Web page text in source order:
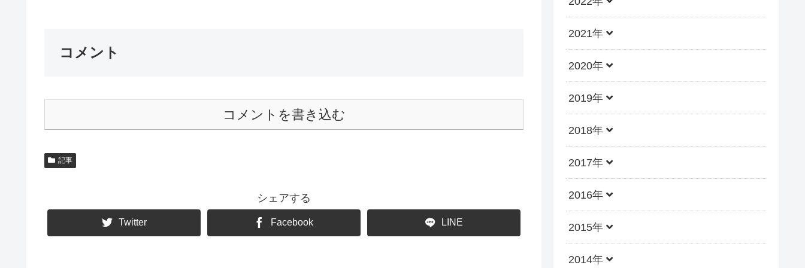
コメント
コメントを書き込む
記事
シェアする
Twitter Facebook LINE
2021年
2020年
2019年
2018年
2017年
2016年
2015年
2014年